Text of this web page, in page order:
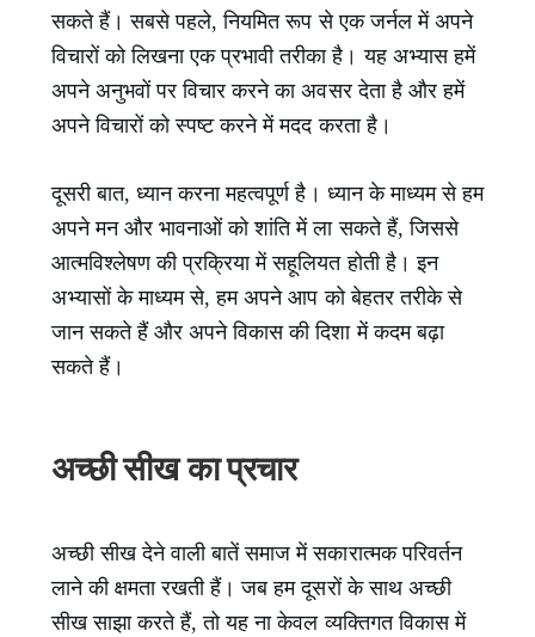
सकते हैं। सबसे पहले, नियमित रूप से एक जर्नल में अपने
विचारों को लिखना एक प्रभावी तरीका है। यह अभ्यास हमें
अपने अनुभवों पर विचार करने का अवसर देता है और हमें
अपने विचारों को स्पष्ट करने में मदद करता है।
दूसरी बात, ध्यान करना महत्वपूर्ण है। ध्यान के माध्यम से हम
अपने मन और भावनाओं को शांति में ला सकते हैं, जिससे
आत्मविश्लेषण की प्रक्रिया में सहूलियत होती है। इन
अभ्यासों के माध्यम से, हम अपने आप को बेहतर तरीके से
जान सकते हैं और अपने विकास की दिशा में कदम बढ़ा
सकते हैं।
अच्छी सीख का प्रचार
अच्छी सीख देने वाली बातें समाज में सकारात्मक परिवर्तन
लाने की क्षमता रखती हैं। जब हम दूसरों के साथ अच्छी
सीख साझा करते हैं, तो यह ना केवल व्यक्तिगत विकास में